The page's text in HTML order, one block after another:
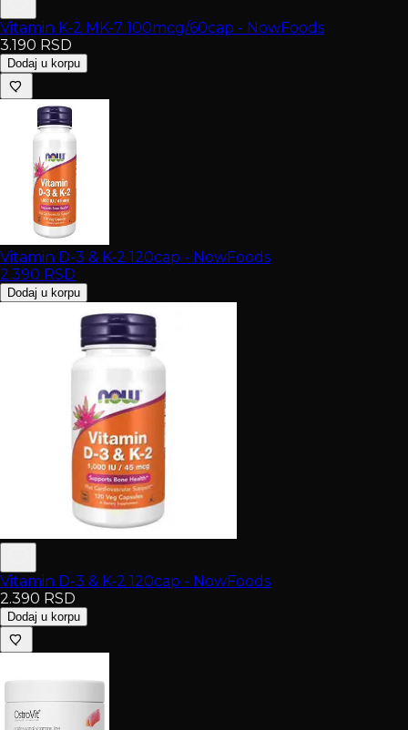
Vitamin K-2 MK-7 100mcg/60cap - NowFoods
3.190 RSD
Dodaj u korpu
Vitamin D-3 & K-2 120cap - NowFoods
2.390 RSD
Dodaj u korpu
Vitamin D-3 & K-2 120cap - NowFoods
2.390 RSD
Dodaj u korpu